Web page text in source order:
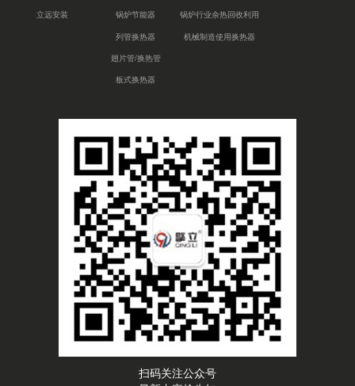
立远安装
锅炉节能器
列管换热器
翅片管/换热管
板式换热器
锅炉行业余热回收利用
机械制造使用换热器
扫码关注公众号